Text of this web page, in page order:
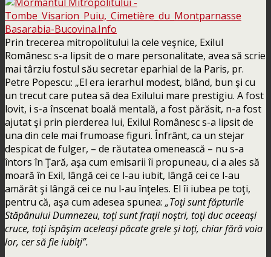
Prin trecerea mitropolitului la cele veşnice, Exilul
Românesc s-a lipsit de o mare personalitate, avea să scrie
mai târziu fostul său secretar eparhial de la Paris, pr.
Petre Popescu: „El era ierarhul modest, blând, bun şi cu
un trecut care putea să dea Exilului mare prestigiu. A fost
lovit, i s-a înscenat boală mentală, a fost părăsit, n-a fost
ajutat şi prin pierderea lui, Exilul Românesc s-a lipsit de
una din cele mai frumoase figuri. Înfrânt, ca un stejar
despicat de fulger, – de răutatea omenească – nu s-a
întors în Ţară, aşa cum emisarii îi propuneau, ci a ales să
moară în Exil, lângă cei ce l-au iubit, lângă cei ce l-au
amărât şi lângă cei ce nu l-au înţeles. El îi iubea pe toţi,
pentru că, aşa cum adesea spunea: „Toţi sunt făpturile
Stăpânului Dumnezeu, toţi sunt fraţii noştri, toţi duc aceeaşi
cruce, toţi ispăşim aceleaşi păcate grele şi toţi, chiar fără voia
lor, cer să fie iubiţi”.